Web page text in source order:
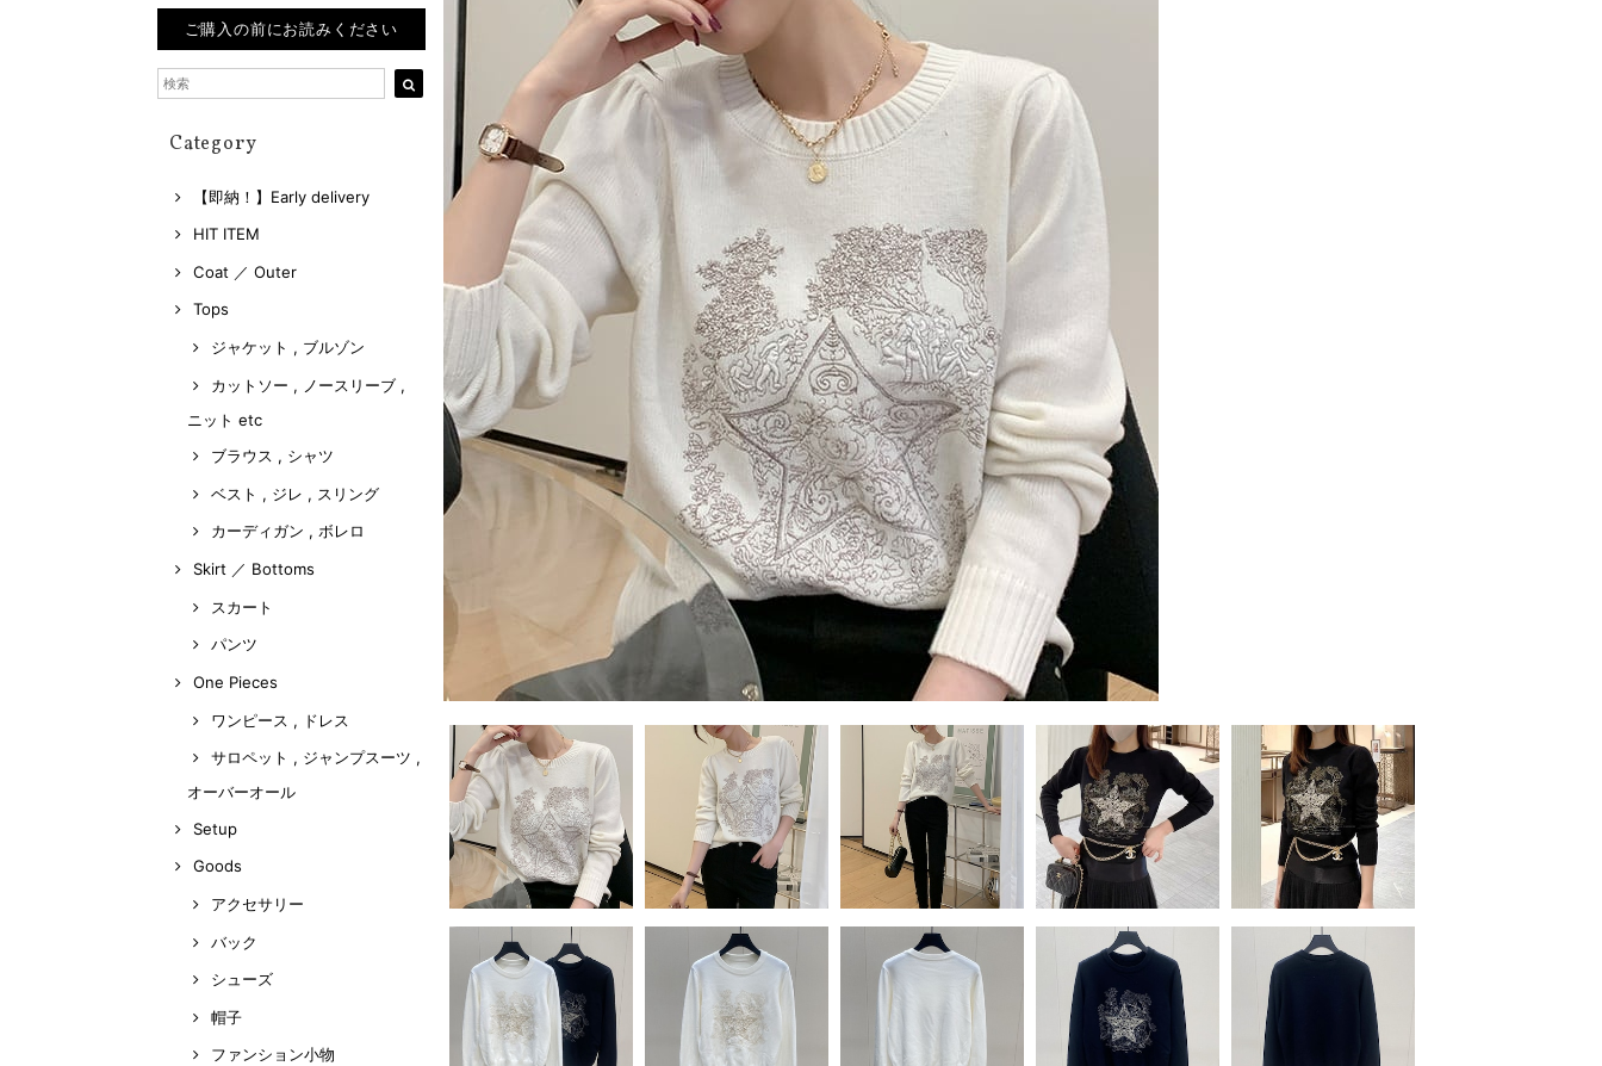
ご購入の前にお読みください
Category
【即納！】Early delivery
HIT ITEM
Coat ／ Outer
Tops
ジャケット , ブルゾン
カットソー , ノースリーブ ,
ニット etc
ブラウス , シャツ
ベスト , ジレ , スリング
カーディガン , ボレロ
Skirt ／ Bottoms
スカート
パンツ
One Pieces
ワンピース , ドレス
サロペット , ジャンプスーツ ,
オーバーオール
Setup
Goods
アクセサリー
バック
シューズ
帽子
ファンション小物